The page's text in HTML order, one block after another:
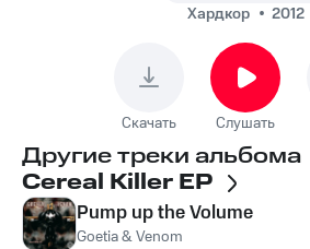
Хардкор
2012
Скачать Слушать
Другие треки альбома
Cereal Killer EP
Pump up the Volume
Goetia & Venom